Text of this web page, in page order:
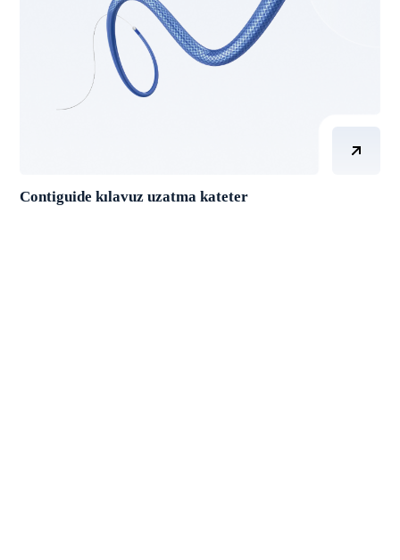
Contiguide kılavuz uzatma kateter